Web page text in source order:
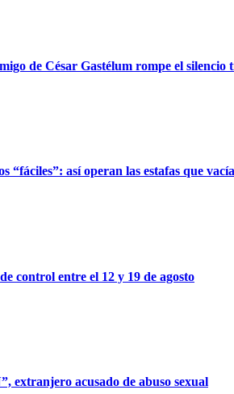
de César Gastélum rompe el silencio
“fáciles”: así operan las estafas que
control entre el 12 y 19 de agosto
extranjero acusado de abuso sexual